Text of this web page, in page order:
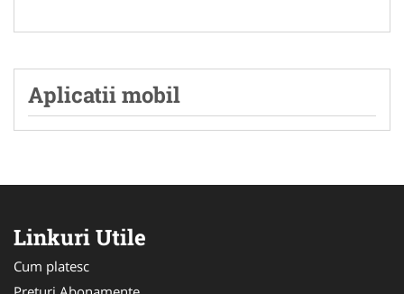
Aplicatii mobil
Linkuri Utile
Cum platesc